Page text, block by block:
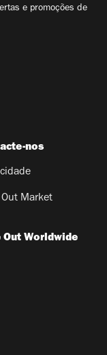
e promoções de
nos
Out Market
Out Worldwide